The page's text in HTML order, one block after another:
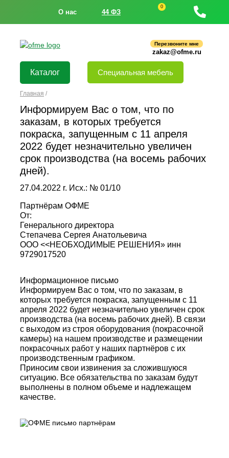
О нас 44 ФЗ
0
Перезвоните мне
zakaz@ofme.ru
Каталог Специальная мебель
Главная /
Информируем Вас о том, что по
заказам, в которых требуется
покраска, запущенным с 11 апреля
2022 будет незначительно увеличен
срок производства (на восемь рабочих
дней).
27.04.2022 r. Исх.: № 01/10
Партнёрам ОФМЕ
От:
Генерального директора
Степачева Серrея Анатольевича
ООО <<НЕОБХОДИМЫЕ РЕШЕНИЯ» инн
9729017520
Информационное письмо
Информируем Вас о том, что по заказам, в
которых требуется покраска, запущенным с 11
апреля 2022 будет незначительно увеличен срок
производства (на восемь рабочих дней). В связи
с выходом из строя оборудования (покрасочной
камеры) на нашем производстве и размещении
покрасочных работ у наших партнёров с их
производственным графиком.
Приносим свои извинения за сложившуюся
ситуацию. Все обязательства по заказам будут
выполнены в полном объеме и надлежащем
качестве.